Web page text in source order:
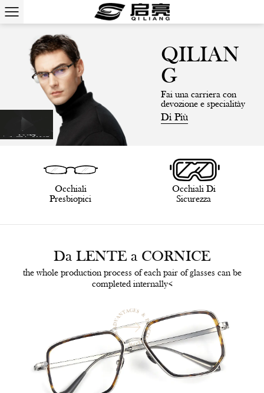
QILIAN
G
Fai una carriera con
devozione e specialitày
Di Più
Occhiali
Presbiopici
Occhiali Di
Sicurezza
Da LENTE a CORNICE
the whole production process of each pair of glasses can be
completed internally<